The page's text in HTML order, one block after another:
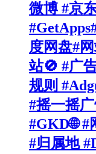
微博 #京
度网盘#
站🚫 #广
规则
#摇一摇
#GKD🌐 #
#归属地